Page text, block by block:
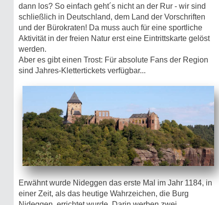
dann los? So einfach geht´s nicht an der Rur - wir sind
schließlich in Deutschland, dem Land der Vorschriften
und der Bürokraten! Da muss auch für eine sportliche
Aktivität in der freien Natur erst eine Eintrittskarte gelöst
werden.
Aber es gibt einen Trost: Für absolute Fans der Region
sind Jahres-Klettertickets verfügbar...
Erwähnt wurde Nideggen das erste Mal im Jahr 1184, in
einer Zeit, als das heutige Wahrzeichen, die Burg